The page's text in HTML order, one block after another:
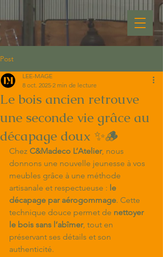
Post
Le bois ancien retrouve
une seconde vie grâce au
décapage doux ✨🪵
LEE-MAGE
8 oct. 2025 2 min de lecture
Chez C&Madeco L’Atelier, nous
donnons une nouvelle jeunesse à vos
meubles grâce à une méthode
artisanale et respectueuse : le
décapage par aérogommage. Cette
technique douce permet de nettoyer
le bois sans l’abîmer, tout en
préservant ses détails et son
authenticité.